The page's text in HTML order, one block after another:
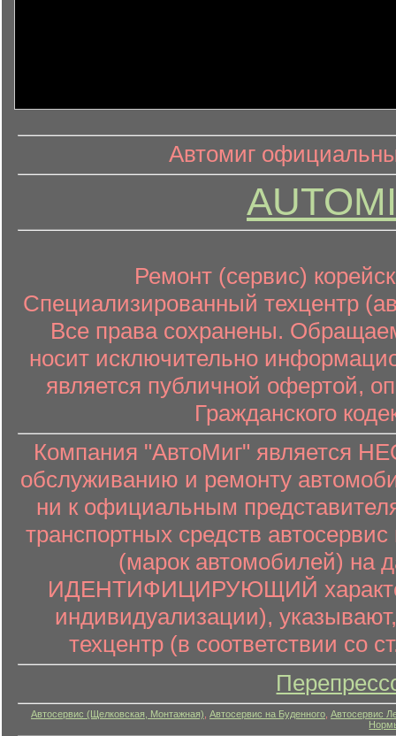
информационный контент
Автомиг
Ремонт (сервис)
Специализированный техцентр
Все права сохранены.
носит исключительно
является публичной офертой,
Гражданского
Компания "АвтоМиг" является
обслуживанию и ремонту
ни к официальным
транспортных средств
(марок автомобилей) на
ИДЕНТИФИЦИРУЮЩИЙ характер
индивидуализации),
техцентр (в соответствии со
Автосервис (Щелковская, Монтажная) Автосервис на Буденного Автосервис